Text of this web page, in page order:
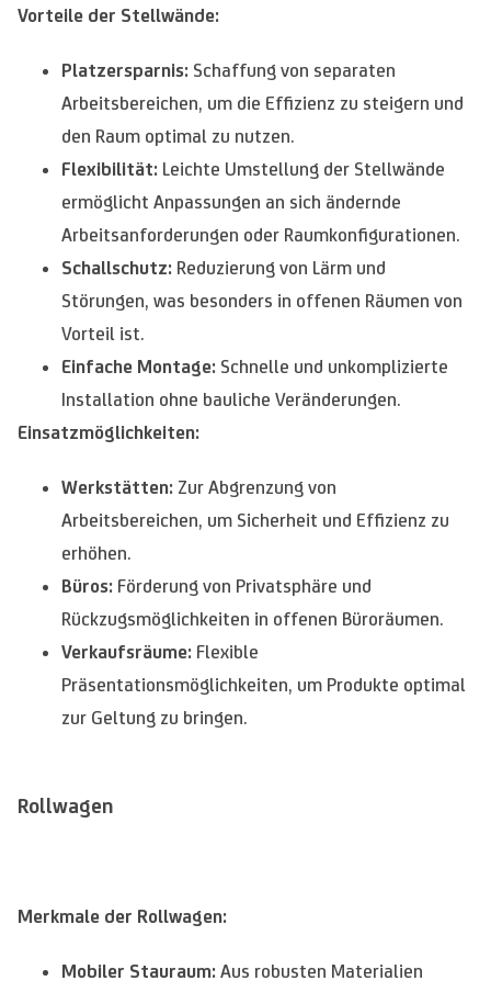
Vorteile der Stellwände:
Platzersparnis: Schaffung von separaten
Arbeitsbereichen, um die Effizienz zu steigern und
den Raum optimal zu nutzen.
Flexibilität: Leichte Umstellung der Stellwände
ermöglicht Anpassungen an sich ändernde
Arbeitsanforderungen oder Raumkonfigurationen.
Schallschutz: Reduzierung von Lärm und
Störungen, was besonders in offenen Räumen von
Vorteil ist.
Einfache Montage: Schnelle und unkomplizierte
Installation ohne bauliche Veränderungen.
Einsatzmöglichkeiten:
Werkstätten: Zur Abgrenzung von
Arbeitsbereichen, um Sicherheit und Effizienz zu
erhöhen.
Büros: Förderung von Privatsphäre und
Rückzugsmöglichkeiten in offenen Büroräumen.
Verkaufsräume: Flexible
Präsentationsmöglichkeiten, um Produkte optimal
zur Geltung zu bringen.
Rollwagen
Merkmale der Rollwagen:
Mobiler Stauraum: Aus robusten Materialien